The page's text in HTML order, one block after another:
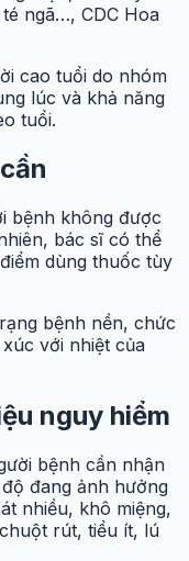
ngã…, CDC Hoa
cao tuổi do nhóm
lúc và khả năng
tuổi.
bệnh không được
bác sĩ có thể
dùng thuốc tùy
bệnh nền, chức
với nhiệt của
nguy hiểm
bệnh cần nhận
đang ảnh hưởng
nhiều, khô miệng,
rút, tiểu ít, lú